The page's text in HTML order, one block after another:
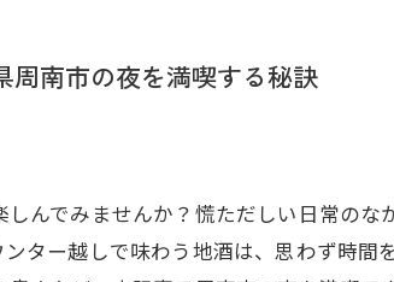
周南市の夜を満喫する秘訣
んでみませんか？慌ただしい日常の
ター越しで味わう地酒は、思わず時